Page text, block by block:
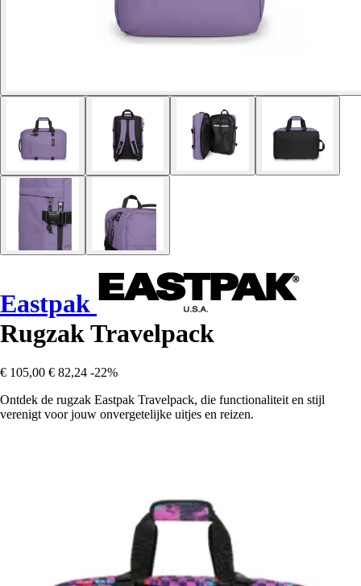
Eastpak
Rugzak Travelpack
€ 105,00 € 82,24 -22%
Ontdek de rugzak Eastpak Travelpack, die functionaliteit en stijl
verenigt voor jouw onvergetelijke uitjes en reizen.